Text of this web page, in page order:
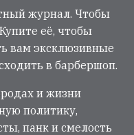
журнал. Чтобы
её, чтобы
вам эксклюзивные
в барбершоп.
и жизни
политику,
панк и смелость